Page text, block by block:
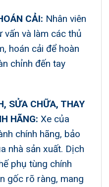
CẢI: Nhân viên
và làm các thủ
hoán cải để hoàn
chỉnh đến tay
SỬA CHỮA, THAY
HÃNG: Xe của
chính hãng, bảo
nhà sản xuất. Dịch
phụ tùng chính
gốc rõ ràng, mang